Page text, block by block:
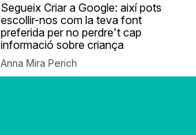
Segueix Criar a Google: així pots
escollir-nos com la teva font
preferida per no perdre't cap
informació sobre criança
Anna Mira Perich